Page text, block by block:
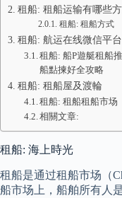
租船: 租船运输有哪些
租船: 租船方式
租船: 航运在线微信平台
租船: 船P遊艇租船
船點揀好全攻略
租船: 租船屋及渡輪
租船: 租船租船市场
相關文章:
租船: 海上時光
租船是通过租船市场（
船市场上，船舶所有人